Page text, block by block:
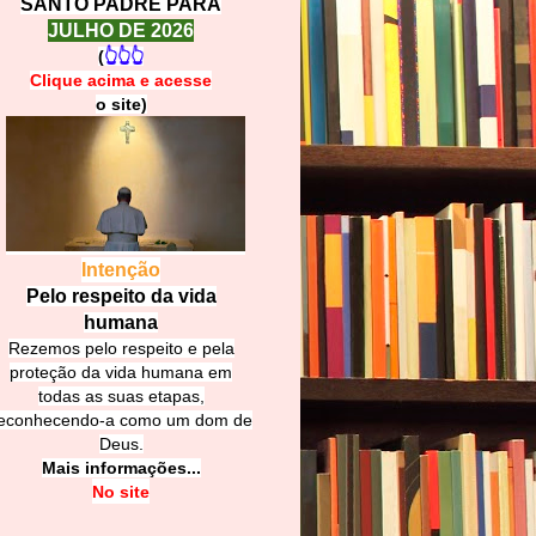
SANTO PADRE PARA
JULHO DE 2026
(👆👆👆
Clique acima e acesse
o site)
Intenção
Pelo respeito da vida
humana
Rezemos pelo respeito e pela
proteção da vida humana em
todas as suas etapas,
a como um dom de
Deus.
Mais informações...
No site